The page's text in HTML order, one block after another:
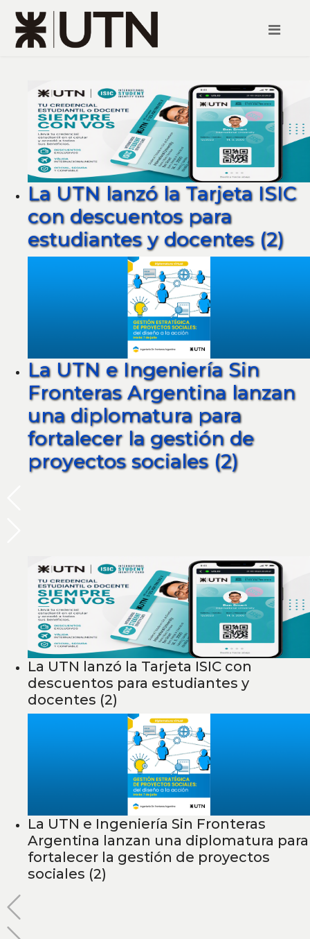
La UTN lanzó la Tarjeta ISIC
con descuentos para
estudiantes y docentes (2)
La UTN e Ingeniería Sin
Fronteras Argentina lanzan
una diplomatura para
fortalecer la gestión de
proyectos sociales (2)
La UTN lanzó la Tarjeta ISIC con
descuentos para estudiantes y
docentes (2)
La UTN e Ingeniería Sin Fronteras
Argentina lanzan una diplomatura para
fortalecer la gestión de proyectos
sociales (2)